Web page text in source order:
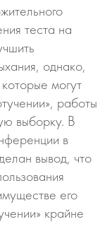
теста на
однако,
могут
работы
выборку. В
в
вывод, что
его
крайне